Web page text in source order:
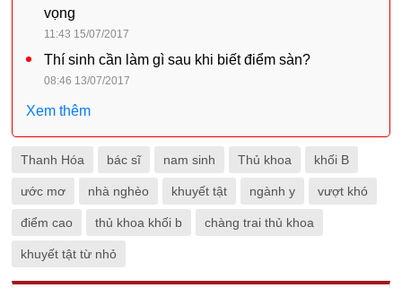
vọng
11:43 15/07/2017
Thí sinh cần làm gì sau khi biết điểm sàn?
08:46 13/07/2017
Xem thêm
Thanh Hóa bác sĩ nam sinh Thủ khoa khối B
ước mơ nhà nghèo khuyết tật ngành y vượt khó
điểm cao thủ khoa khối b chàng trai thủ khoa
khuyết tật từ nhỏ